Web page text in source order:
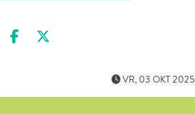
Deel op facebook
Deel op X
VR, 03 OKT 2025